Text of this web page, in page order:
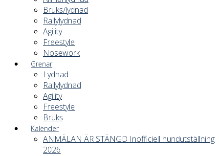
Bruks/lydnad
Rallylydnad
Agility
Freestyle
Nosework
Grenar
Lydnad
Rallylydnad
Agility
Freestyle
Bruks
Kalender
ANMÄLAN ÄR STÄNGD Inofficiell hundutställning
2026